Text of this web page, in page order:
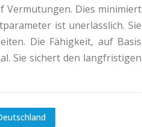
Vermutungen. Dies minimiert
ist unerlässlich. Sie
Die Fähigkeit, auf Basis
Sie sichert den langfristigen